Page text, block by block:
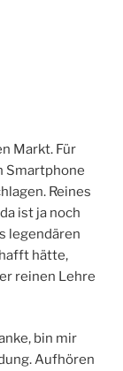
Markt. Für
Smartphone
Reines
ist ja noch
legendären
hätte,
reinen Lehre
bin mir
Aufhören